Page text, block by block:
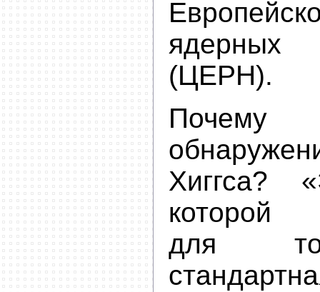
ядерных
(ЦЕРН).
Почему
Хиггса?
для